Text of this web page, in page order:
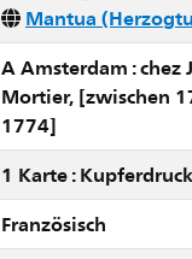
Mantua
A Amsterdam : chez
Mortier, [zwischen
1774]
1 Karte :
Französisch